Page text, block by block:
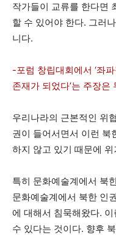
작가들이 교류를 한다면
할 수 있어야 한다. 그러
니다.
-포럼 창립대회에서 ‘좌
존재가 되었다’는 주장은
우리나라의 근본적인 위
권이 들어서면서 이런 북
하지 않고 있기 때문에
특히 문화예술계에서 북
문화예술계에서 북한 인
에 대해서 침묵해왔다.
수 있다는 것이다. 향후